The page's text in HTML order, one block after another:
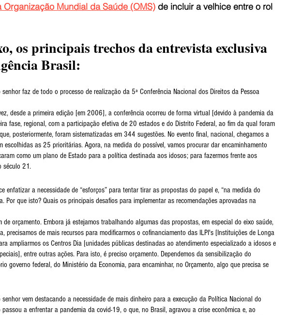
Mundial da Saúde (OMS) de incluir a velhice entre o rol
os principais trechos da entrevista exclusiva
Brasil:
senhor faz de todo o processo de realização da 5ª Conferência Nacional dos Direitos da Pessoa
desde a primeira edição [em 2006], a conferência ocorreu de forma virtual [devido à pandemia da
fase, regional, com a participação efetiva de 20 estados e do Distrito Federal, ao fim da qual foram
posteriormente, foram sistematizadas em 344 sugestões. No evento final, nacional, chegamos a
as 25 prioritárias. Agora, na medida do possível, vamos procurar dar encaminhamento
como um plano de Estado para a política destinada aos idosos; para fazermos frente aos
século 21.
enfatizar a necessidade de “esforços” para tentar tirar as propostas do papel e, “na medida do
Por que isto? Quais os principais desafios para implementar as recomendações aprovadas na
de orçamento. Embora já estejamos trabalhando algumas das propostas, em especial do eixo saúde,
precisamos de mais recursos para modificarmos o cofinanciamento das ILPI's [Instituições de Longa
ampliarmos os Centros Dia [unidades públicas destinadas ao atendimento especializado a idosos e
entre outras ações. Para isto, é preciso orçamento. Dependemos da sensibilização do
governo federal, do Ministério da Economia, para encaminhar, no Orçamento, algo que precisa se
vem destacando a necessidade de mais dinheiro para a execução da Política Nacional do
a enfrentar a pandemia da covid-19, o que, no Brasil, agravou a crise econômica e, ao